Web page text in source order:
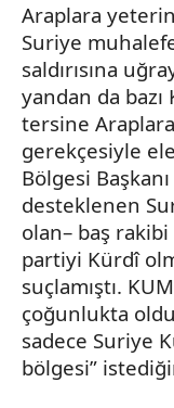
Araplara
Suriye
saldırısına
yandan da
tersine Araplara
gerekçesiyle
Bölgesi Başkanı
desteklenen
olan– baş
partiyi Kürdî
suçlamıştı.
çoğunlukta
sadece Suriye
bölgesi”